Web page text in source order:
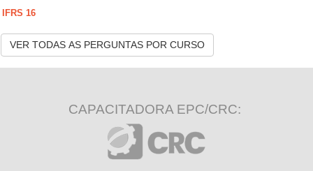
IFRS 16
VER TODAS AS PERGUNTAS POR CURSO
CAPACITADORA EPC/CRC: